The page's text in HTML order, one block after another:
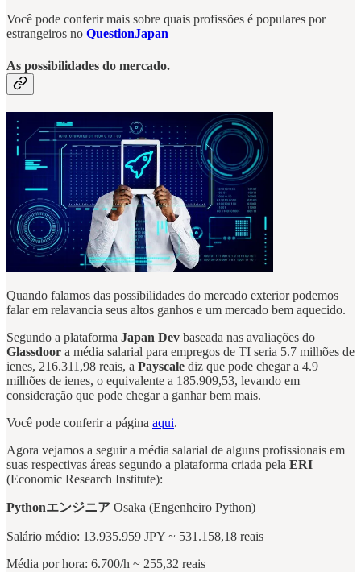
Você pode conferir mais sobre quais profissões é populares por
estrangeiros no QuestionJapan
As possibilidades do mercado.
Quando falamos das possibilidades do mercado exterior podemos
falar em relavancia seus altos ganhos e um mercado bem aquecido.
Segundo a plataforma Japan Dev baseada nas avaliações do
Glassdoor a média salarial para empregos de TI seria 5.7 milhões de
ienes, 216.311,98 reais, a Payscale diz que pode chegar a 4.9
milhões de ienes, o equivalente a 185.909,53, levando em
consideração que pode chegar a ganhar bem mais.
Você pode conferir a página aqui.
Agora vejamos a seguir a média salarial de alguns profissionais em
suas respectivas áreas segundo a plataforma criada pela ERI
(Economic Research Institute):
Pythonエンジニア Osaka (Engenheiro Python)
Salário médio: 13.935.959 JPY ~ 531.158,18 reais
Média por hora: 6.700/h ~ 255,32 reais